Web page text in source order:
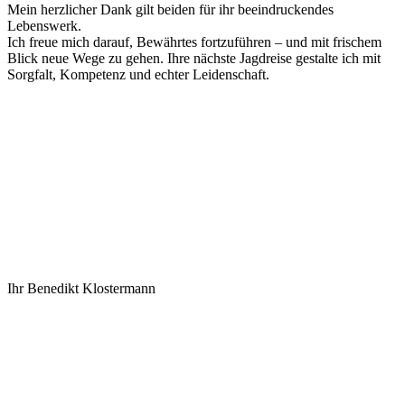
Mein herzlicher Dank gilt beiden für ihr beeindruckendes
Lebenswerk.
Ich freue mich darauf, Bewährtes fortzuführen – und mit frischem
Blick neue Wege zu gehen. Ihre nächste Jagdreise gestalte ich mit
Sorgfalt, Kompetenz und echter Leidenschaft.
Ihr Benedikt Klostermann